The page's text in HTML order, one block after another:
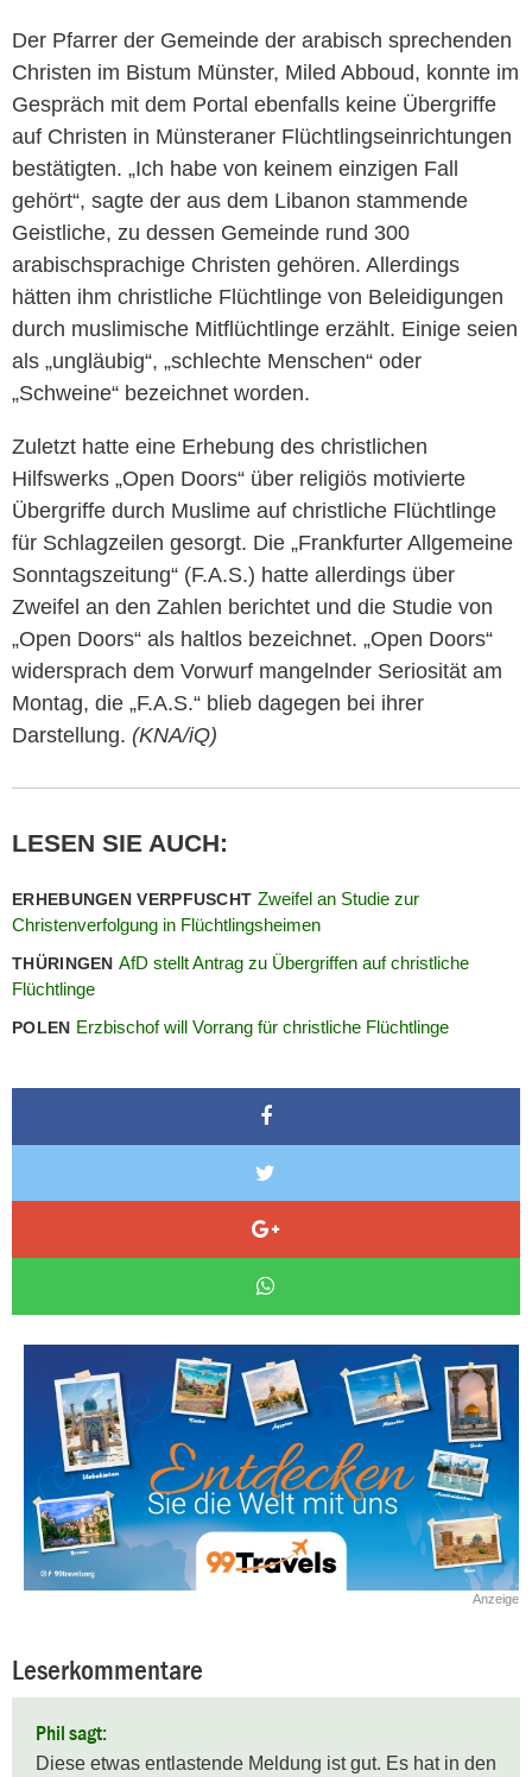
Der Pfarrer der Gemeinde der arabisch sprechenden
Christen im Bistum Münster, Miled Abboud, konnte im
Gespräch mit dem Portal ebenfalls keine Übergriffe
auf Christen in Münsteraner Flüchtlingseinrichtungen
bestätigten. „Ich habe von keinem einzigen Fall
gehört“, sagte der aus dem Libanon stammende
Geistliche, zu dessen Gemeinde rund 300
arabischsprachige Christen gehören. Allerdings
hätten ihm christliche Flüchtlinge von Beleidigungen
durch muslimische Mitflüchtlinge erzählt. Einige seien
als „ungläubig“, „schlechte Menschen“ oder
„Schweine“ bezeichnet worden.
Zuletzt hatte eine Erhebung des christlichen
Hilfswerks „Open Doors“ über religiös motivierte
Übergriffe durch Muslime auf christliche Flüchtlinge
für Schlagzeilen gesorgt. Die „Frankfurter Allgemeine
Sonntagszeitung“ (F.A.S.) hatte allerdings über
Zweifel an den Zahlen berichtet und die Studie von
„Open Doors“ als haltlos bezeichnet. „Open Doors“
widersprach dem Vorwurf mangelnder Seriosität am
Montag, die „F.A.S.“ blieb dagegen bei ihrer
Darstellung. (KNA/iQ)
LESEN SIE AUCH:
ERHEBUNGEN VERPFUSCHT Zweifel an Studie zur
Christenverfolgung in Flüchtlingsheimen
THÜRINGEN AfD stellt Antrag zu Übergriffen auf christliche
Flüchtlinge
POLEN Erzbischof will Vorrang für christliche Flüchtlinge
Anzeige
Leserkommentare
Phil sagt:
Diese etwas entlastende Meldung ist gut. Es hat in den